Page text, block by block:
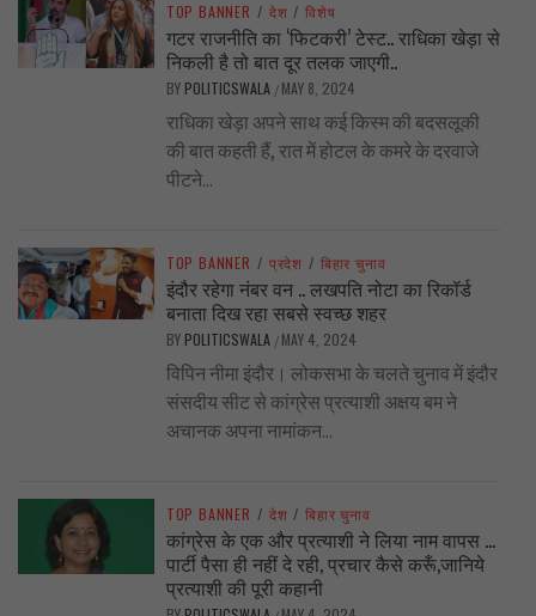
TOP BANNER / देश / विशेष
गटर राजनीति का ‘फिटकरी’ टेस्ट.. राधिका खेड़ा से
निकली है तो बात दूर तलक जाएगी..
BY POLITICSWALA / MAY 8, 2024
राधिका खेड़ा अपने साथ कई किस्म की बदसलूकी
की बात कहती हैं, रात में होटल के कमरे के दरवाजे
पीटने...
TOP BANNER / प्रदेश / बिहार चुनाव
इंदौर रहेगा नंबर वन .. लखपति नोटा का रिकॉर्ड
बनाता दिख रहा सबसे स्वच्छ शहर
BY POLITICSWALA / MAY 4, 2024
विपिन नीमा इंदौर। लोकसभा के चलते चुनाव में इंदौर
संसदीय सीट से कांग्रेस प्रत्याशी अक्षय बम ने
अचानक अपना नामांकन...
TOP BANNER / देश / बिहार चुनाव
कांग्रेस के एक और प्रत्याशी ने लिया नाम वापस …
पार्टी पैसा ही नहीं दे रही, प्रचार कैसे करूँ,जानिये
प्रत्याशी की पूरी कहानी